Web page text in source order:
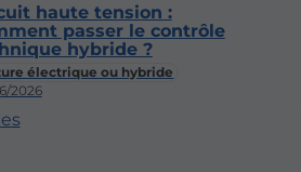
électrique ou hybride
2026
haute tension :
passer le contrôle
hybride ?